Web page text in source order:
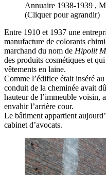
Annuaire 1938-1939 ,
(Cliquer pour agrandir)
Entre 1910 et 1937 une
manufacture de colorants
marchand du nom de Hipolit
des produits cosmétiques et
vêtements en laine.
Comme l’édifice était inséré
conduit de la cheminée avait
hauteur de l’immeuble voisin,
envahir l’arrière cour.
Le bâtiment appartient
cabinet d’avocats.